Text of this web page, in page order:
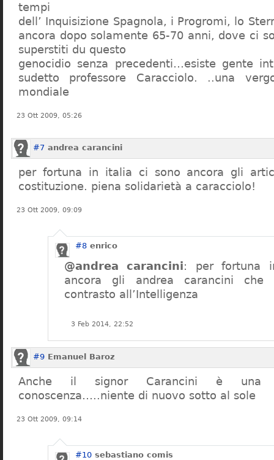
tempi
dell’ Inquisizione Spagnola, i Progromi, lo
ancora dopo solamente 65-70 anni, dove ci
superstiti du questo
genocidio senza precedenti…esiste gente
sudetto professore Caracciolo. ..una
mondiale
23 Ott 2009, 05:26
#7 andrea carancini
per fortuna in italia ci sono ancora gli
costituzione. piena solidarietà a caracciolo!
23 Ott 2009, 09:09
#8 enrico
@andrea carancini: per fortuna
ancora gli andrea carancini
contrasto all’Intelligenza
3 Feb 2014, 22:52
#9 Emanuel Baroz
Anche il signor Carancini è una
conoscenza…..niente di nuovo sotto al sole
23 Ott 2009, 09:14
#10 sebastiano comis